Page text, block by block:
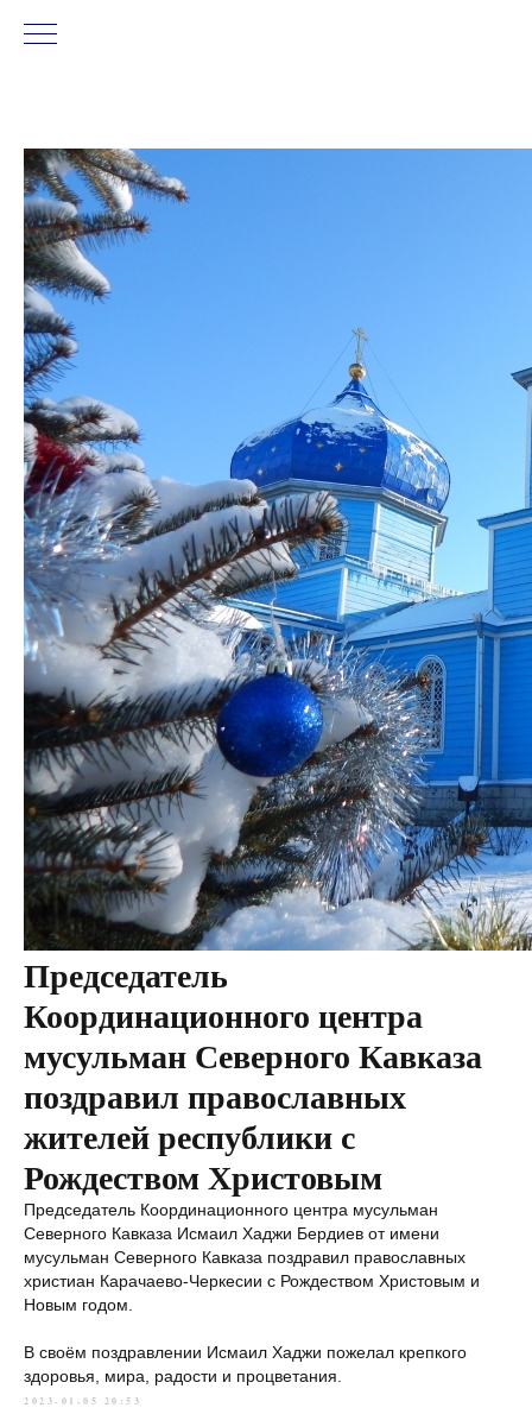
Председатель
Координационного центра
мусульман Северного Кавказа
поздравил православных
жителей республики с
Рождеством Христовым
Председатель Координационного центра мусульман
Северного Кавказа Исмаил Хаджи Бердиев от имени
мусульман Северного Кавказа поздравил православных
христиан Карачаево-Черкесии с Рождеством Христовым и
Новым годом.
В своём поздравлении Исмаил Хаджи пожелал крепкого
здоровья, мира, радости и процветания.
2023-01-05 20:53